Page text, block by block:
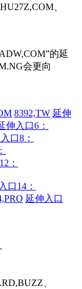
、
的延
会更向
8392,TW 延伸
伸入口6：
口8：
：
口14：
延伸入口
、